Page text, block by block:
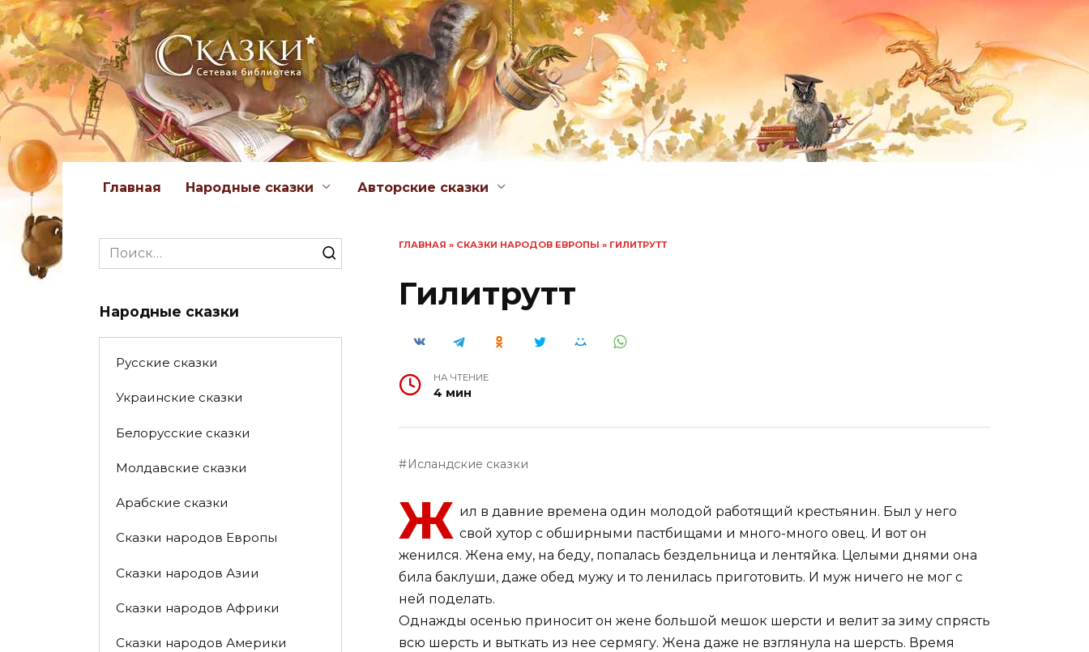
Перейти
к
содержанию
Главная Народные сказки Авторские сказки
ГЛАВНАЯ » СКАЗКИ НАРОДОВ ЕВРОПЫ » ГИЛИТРУТТ
Гилитрутт
НА ЧТЕНИЕ
4 мин
Исландские сказки
Ж ил в давние времена один молодой работящий крестьянин. Был у него
свой хутор с обширными пастбищами и много-много овец. И вот он
женился. Жена ему, на беду, попалась бездельница и лентяйка. Целыми днями она
била баклуши, даже обед мужу и то ленилась приготовить. И муж ничего не мог с
ней поделать.
Однажды осенью приносит он жене большой мешок шерсти и велит за зиму спрясть
всю шерсть и выткать из нее сермягу. Жена даже не взглянула на шерсть. Время
Search
for:
Народные сказки
Русские сказки
Украинские сказки
Белорусские сказки
Молдавские сказки
Арабские сказки
Сказки народов Европы
Сказки народов Азии
Сказки народов Африки
Сказки народов Америки